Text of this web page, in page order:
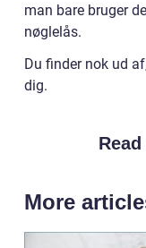
man bare bruger
nøglelås.
Du finder nok ud
dig.
More